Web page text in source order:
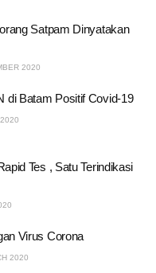
Satpam Dinyatakan
2020
di Batam Positif Covid-19
Tes , Satu Terindikasi
Virus Corona
2020